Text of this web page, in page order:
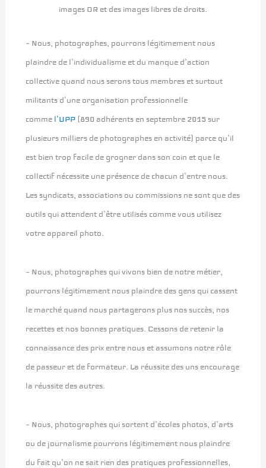
images DR et des images libres de droits.
– Nous, photographes, pourrons légitimement nous
plaindre de l’individualisme et du manque d’action
collective quand nous serons tous membres et surtout
militants d’une organisation professionnelle
comme l’UPP (890 adhérents en septembre 2015 sur
plusieurs milliers de photographes en activité) parce qu’il
est bien trop facile de grogner dans son coin et que le
collectif nécessite une présence de chacun d’entre nous.
Les syndicats, associations ou commissions ne sont que des
outils qui attendent d’être utilisés comme vous utilisez
votre appareil photo.
– Nous, photographes qui vivons bien de notre métier,
pourrons légitimement nous plaindre des gens qui cassent
le marché quand nous partagerons plus nos succès, nos
recettes et nos bonnes pratiques. Cessons de retenir la
connaissance des prix entre nous et assumons notre rôle
de passeur et de formateur. La réussite des uns encourage
la réussite des autres.
– Nous, photographes qui sortent d’écoles photos, d’arts
ou de journalisme pourrons légitimement nous plaindre
du fait qu’on ne sait rien des pratiques professionnelles,